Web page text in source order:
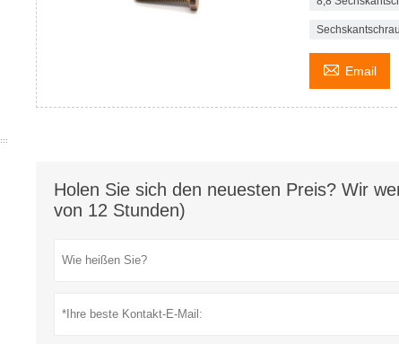
 Email
Holen Sie sich den neuesten Preis? Wir
von 12 Stunden)